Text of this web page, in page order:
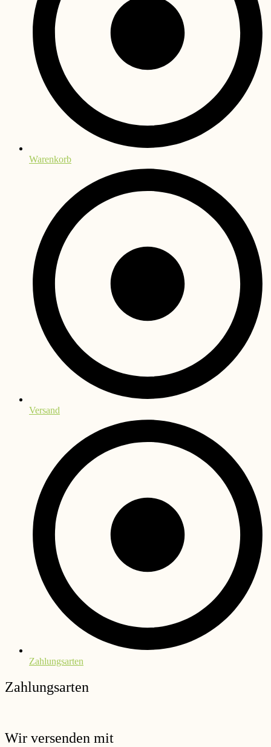
Warenkorb
Versand
Zahlungsarten
Zahlungsarten
Wir versenden mit